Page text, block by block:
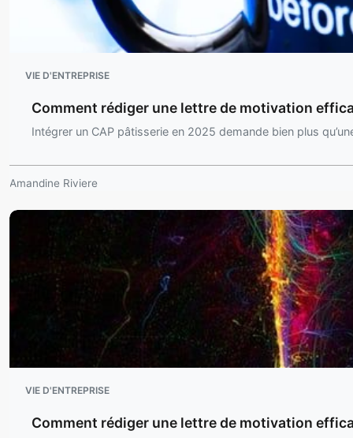
VIE D'ENTREPRISE
Comment rédiger une lettre de motivation
Intégrer un CAP pâtisserie en 2025 demande bien plus
Amandine Riviere
VIE D'ENTREPRISE
Comment rédiger une lettre de motivation